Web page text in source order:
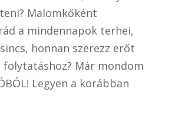
Malomkőként
a mindennapok terhei,
honnan szerezz erőt
folytatáshoz? Már mondom
Legyen a korábban